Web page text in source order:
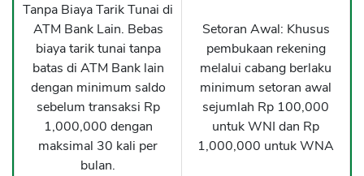
Tanpa Biaya Tarik Tunai di
ATM Bank Lain. Bebas
biaya tarik tunai tanpa
batas di ATM Bank lain
dengan minimum saldo
sebelum transaksi Rp
1,000,000 dengan
maksimal 30 kali per
bulan.
Setoran Awal: Khusus
pembukaan rekening
melalui cabang berlaku
minimum setoran awal
sejumlah Rp 100,000
untuk WNI dan Rp
1,000,000 untuk WNA